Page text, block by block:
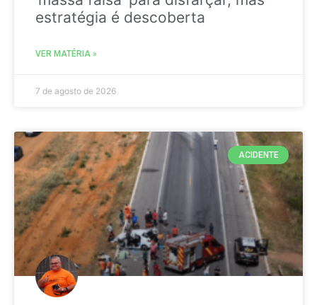
estratégia é descoberta
VER MATÉRIA »
7 de agosto de 2026
ACIDENTE